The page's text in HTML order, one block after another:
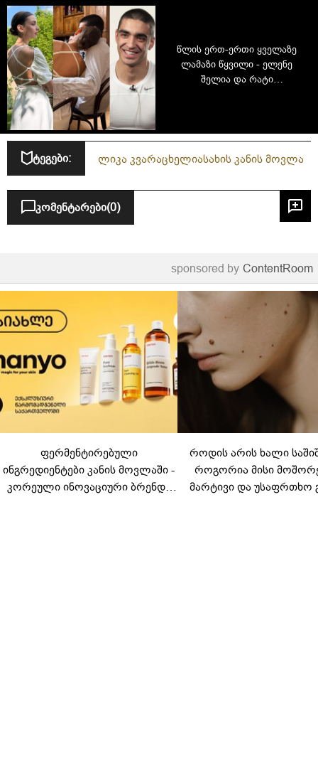
წლის ერთ-ერთი ყველაზე
ლამაზი წყვილი - ელენე
შელია და რატი
ტეგები: ლიკა კვარაცხელიასახის კანის მოვლა
კომენტარები(0)
sponsored by ContentRoom
ფერმენტირებული
ინგრედიენტები კანის მოვლაში -
კორეული ინოვაციური ბრენდი
როდის არის ხალი
როგორია მისი
მარტივი და უსაფრთხო